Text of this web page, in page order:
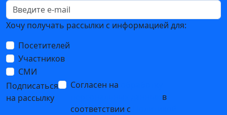
«Винорус. Винотех» в 2024: рекордное количество
участников и насыщенная программа
19 марта 2024